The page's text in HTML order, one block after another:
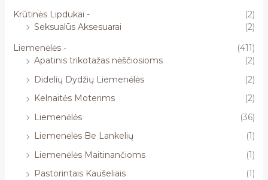
Krūtinės Lipdukai -
(2)
Seksualūs Aksesuarai
(2)
Liemenėlės -
(411)
Apatinis trikotažas nėščiosioms
(2)
Didelių Dydžių Liemenėlės
(2)
Kelnaitės Moterims
(2)
Liemenėlės
(36)
Liemenėlės Be Lankelių
(1)
Liemenėlės Maitinančioms
(1)
Pastorintais Kaušeliais
(1)